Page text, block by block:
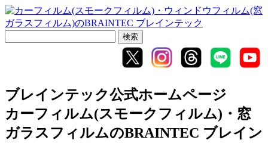
ブレインテック公式ホームページ
カーフィルム(スモークフィルム)・窓
ガラスフィルムのBRAINTEC ブレイン